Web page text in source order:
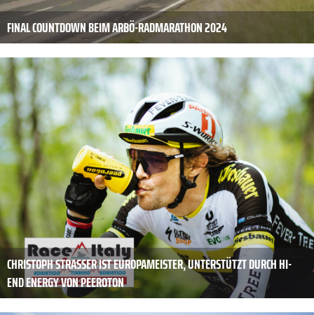
FINAL COUNTDOWN BEIM ARBÖ-RADMARATHON 2024
CHRISTOPH STRASSER IST EUROPAMEISTER, UNTERSTÜTZT DURCH HI-
END ENERGY VON PEEROTON